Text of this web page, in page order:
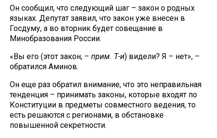
Он сообщил, что следующий шаг – закон о родных
языках. Депутат заявил, что закон уже внесен в
Госдуму, а во вторник будет совещание в
Минобразования России.
«Вы его (этот закон, – прим. Т-и) видели? Я – нет», –
обратился Аминов.
Он еще раз обратил внимание, что это неправильная
тенденция – принимать законы, которые входят по
Конституции в предметы совместного ведения, то
есть решаются с регионами, в обстановке
повышенной секретности.